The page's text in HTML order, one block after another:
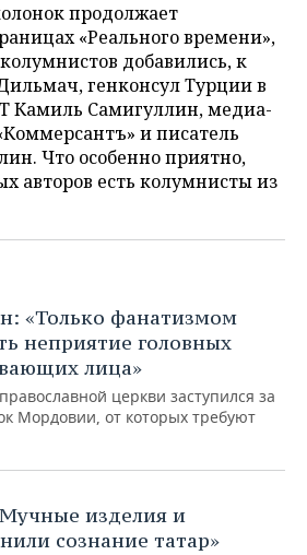
продолжает
«Реального времени»,
добавились, к
генконсул Турции в
Камиль Самигуллин, медиа-
и писатель
Что особенно приятно,
авторов есть колумнисты из
«Только фанатизмом
неприятие головных
лица»
церкви заступился за
Мордовии, от которых требуют
изделия и
сознание татар»